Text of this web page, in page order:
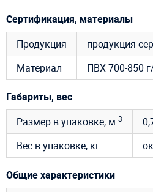
Сертификация, материалы
Продукция
продукция
Материал
ПВХ700-850
Габариты, вес
Размер в упаковке, м.3
Вес в упаковке, кг.
Общие характеристики